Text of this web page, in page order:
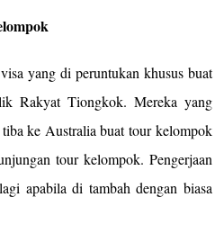
yang di peruntukan khusus buat
Rakyat Tiongkok. Mereka yang
ke Australia buat tour kelompok
tour kelompok. Pengerjaan
apabila di tambah dengan biasa